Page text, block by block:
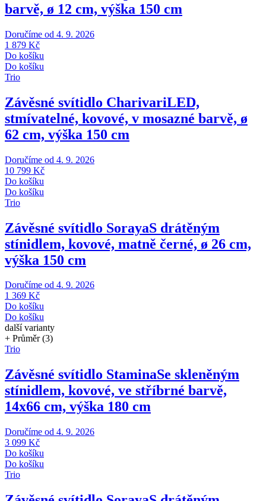
barvě, ø 12 cm, výška 150 cm
Doručíme od 4. 9. 2026
1 879 Kč
Do košíku
Do košíku
Trio
Závěsné svítidlo CharivariLED,
stmívatelné, kovové, v mosazné barvě, ø
62 cm, výška 150 cm
Doručíme od 4. 9. 2026
10 799 Kč
Do košíku
Do košíku
Trio
Závěsné svítidlo SorayaS drátěným
stínidlem, kovové, matně černé, ø 26 cm,
výška 150 cm
Doručíme od 4. 9. 2026
1 369 Kč
Do košíku
Do košíku
další varianty
+ Průměr (3)
Trio
Závěsné svítidlo StaminaSe skleněným
stínidlem, kovové, ve stříbrné barvě,
14x66 cm, výška 180 cm
Doručíme od 4. 9. 2026
3 099 Kč
Do košíku
Do košíku
Trio